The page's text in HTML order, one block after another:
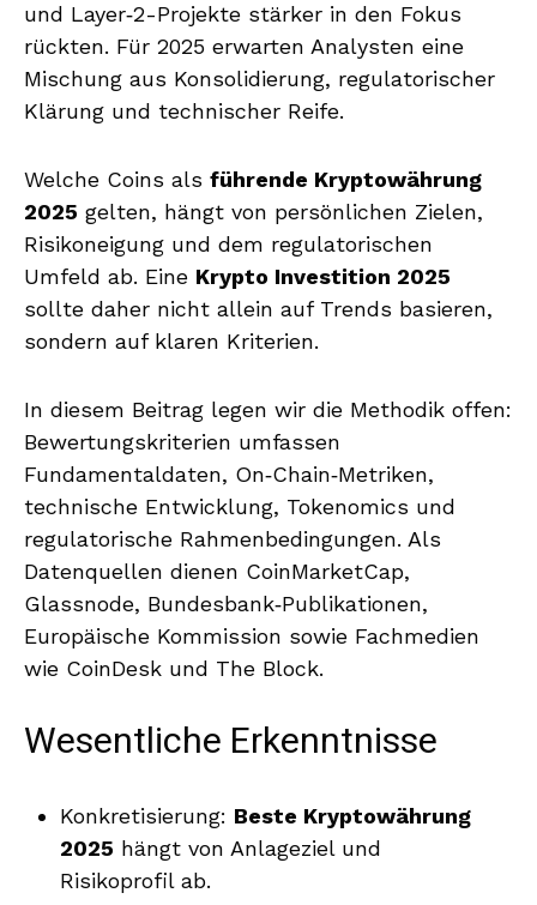
und Layer‑2-Projekte stärker in den Fokus
rückten. Für 2025 erwarten Analysten eine
Mischung aus Konsolidierung, regulatorischer
Klärung und technischer Reife.
Welche Coins als führende Kryptowährung
2025 gelten, hängt von persönlichen Zielen,
Risikoneigung und dem regulatorischen
Umfeld ab. Eine Krypto Investition 2025
sollte daher nicht allein auf Trends basieren,
sondern auf klaren Kriterien.
In diesem Beitrag legen wir die Methodik offen:
Bewertungskriterien umfassen
Fundamentaldaten, On‑Chain‑Metriken,
technische Entwicklung, Tokenomics und
regulatorische Rahmenbedingungen. Als
Datenquellen dienen CoinMarketCap,
Glassnode, Bundesbank‑Publikationen,
Europäische Kommission sowie Fachmedien
wie CoinDesk und The Block.
Wesentliche Erkenntnisse
Konkretisierung: Beste Kryptowährung
2025 hängt von Anlageziel und
Risikoprofil ab.